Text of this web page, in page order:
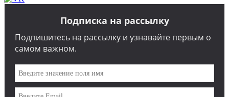
Подписка на рассылку
Подпишитесь на рассылку и узнавайте первым о
самом важном.